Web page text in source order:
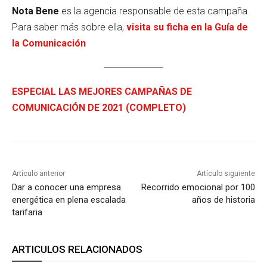
Nota Bene es la agencia responsable de esta campaña.
Para saber más sobre ella, visita su ficha en la Guía de
la Comunicación
ESPECIAL LAS MEJORES CAMPAÑAS DE
COMUNICACIÓN DE 2021 (COMPLETO)
Artículo anterior
Dar a conocer una empresa
energética en plena escalada
tarifaria
Artículo siguiente
Recorrido emocional por 100
años de historia
ARTICULOS RELACIONADOS